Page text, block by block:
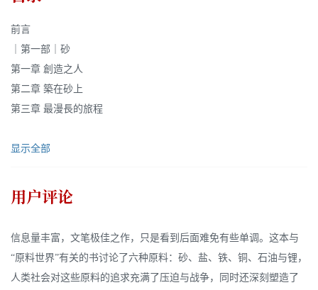
前言
｜第一部｜砂
第一章 創造之人
第二章 築在砂上
第三章 最漫長的旅程
显示全部
用户评论
信息量丰富，文笔极佳之作，只是看到后面难免有些单调。这本与
“原料世界”有关的书讨论了六种原料：砂、盐、铁、铜、石油与锂，
人类社会对这些原料的追求充满了压迫与战争，同时还深刻塑造了